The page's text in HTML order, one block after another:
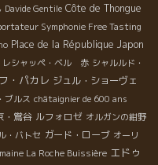
Davide Gentile Côte de Thongue
Symphonie Free Tasting
Place de la République Japon
レシャッペ・ベル 赤 シャルルド・
・パカレ ジュル・ショーヴェ
ブルス châtaignier de 600 ans
・鴬谷 ルフォロゼ オルガンの紺野
・バトセ ガード・ローブ オーリ
La Roche Buissière エドゥ